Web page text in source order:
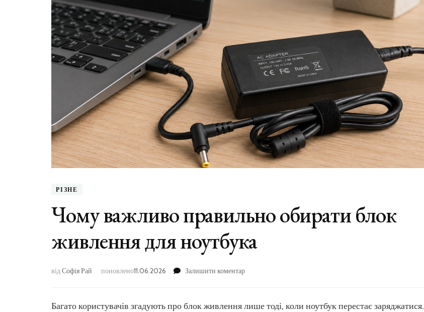
РІЗНЕ
Чому важливо правильно обирати блок
живлення для ноутбука
відСофія Рай поновлено11.06.2026 Залишити коментардо
Багато користувачів згадують про блок живлення лише тоді, коли ноутбук перестає заряджатися.